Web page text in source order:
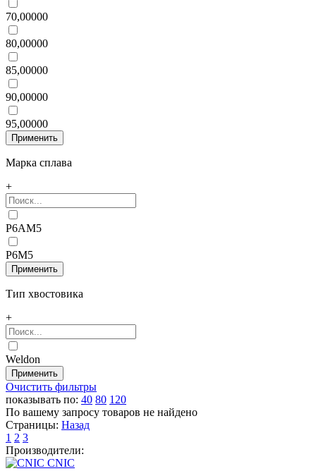
70,00000
80,00000
85,00000
90,00000
95,00000
Марка сплава
+
Р6АМ5
Р6М5
Тип хвостовика
+
Weldon
Очистить фильтры
показывать по: 40 80 120
По вашему запросу товаров не найдено
Страницы: Назад
1 2 3
Производители:
CNIC